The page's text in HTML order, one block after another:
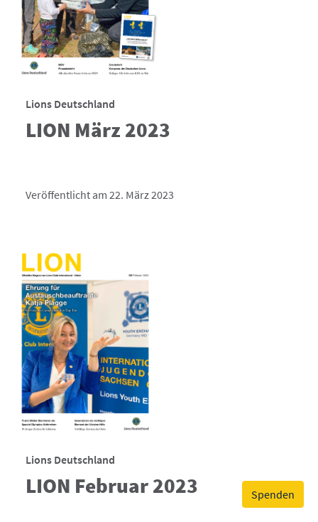
Spenden
Lions Deutschland
LION März 2023
Veröffentlicht am 22. März 2023
Lions Deutschland
LION Februar 2023